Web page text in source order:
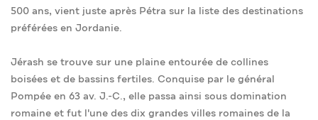
500 ans, vient juste après Pétra sur la liste des destinations
préférées en Jordanie.
Jérash se trouve sur une plaine entourée de collines
boisées et de bassins fertiles. Conquise par le général
Pompée en 63 av. J.-C., elle passa ainsi sous domination
romaine et fut l'une des dix grandes villes romaines de la